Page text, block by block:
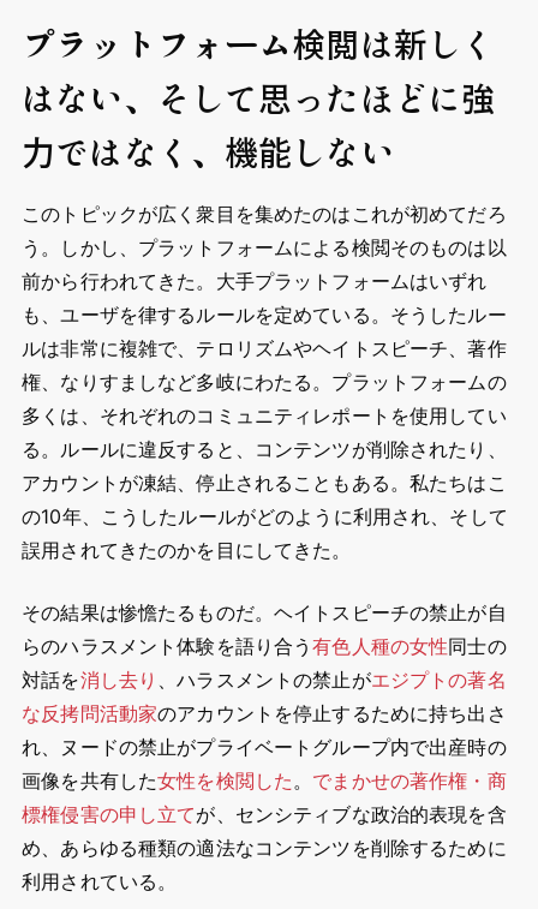
プラットフォーム検閲は新しく
はない、そして思ったほどに強
力ではなく、機能しない
このトピックが広く衆目を集めたのはこれが初めてだろ
う。しかし、プラットフォームによる検閲そのものは以
前から行われてきた。大手プラットフォームはいずれ
も、ユーザを律するルールを定めている。そうしたルー
ルは非常に複雑で、テロリズムやヘイトスピーチ、著作
権、なりすましなど多岐にわたる。プラットフォームの
多くは、それぞれのコミュニティレポートを使用してい
る。ルールに違反すると、コンテンツが削除されたり、
アカウントが凍結、停止されることもある。私たちはこ
の10年、こうしたルールがどのように利用され、そして
誤用されてきたのかを目にしてきた。
その結果は惨憺たるものだ。ヘイトスピーチの禁止が自
らのハラスメント体験を語り合う有色人種の女性同士の
対話を消し去り 、ハラスメントの禁止がエジプトの著名
な反拷問活動家のアカウントを停止するために持ち出さ
れ、ヌードの禁止がプライベートグループ内で出産時の
画像を共有した女性を検閲した。 でまかせの著作権・商
標権侵害の申し立てが、センシティブな政治的表現を含
め、あらゆる種類の適法なコンテンツを削除するために
利用されている。